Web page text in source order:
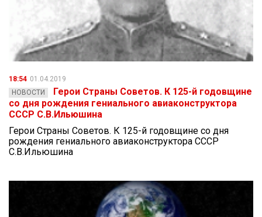
18:54 01.04.2019
НОВОСТИ
Герои Страны Советов. К 125-й годовщине
со дня рождения гениального авиаконструктора
СССР С.В.Ильюшина
Герои Страны Советов. К 125-й годовщине со дня
рождения гениального авиаконструктора СССР
С.В.Ильюшина